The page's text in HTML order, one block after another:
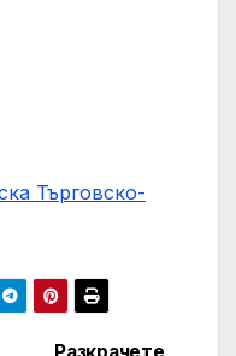
Търговско-
„Разкрачете